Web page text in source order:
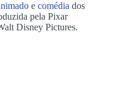
e comédia dos
pela Pixar
Disney Pictures.